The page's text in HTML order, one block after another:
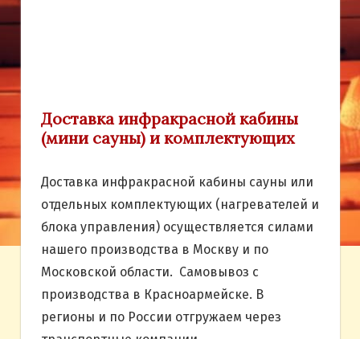
Доставка инфракрасной кабины
(мини сауны) и комплектующих
Доставка инфракрасной кабины сауны или
отдельных комплектующих (нагревателей и
блока управления) осуществляется силами
нашего производства в Москву и по
Московской области. Самовывоз с
производства в Красноармейске. В
регионы и по России отгружаем через